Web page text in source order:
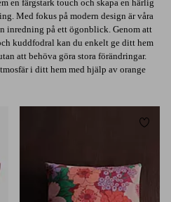
en färgstark touch och skapa en härlig
Med fokus på modern design är våra
inredning på ett ögonblick. Genom att
kuddfodral kan du enkelt ge ditt hem
att behöva göra stora förändringar.
i ditt hem med hjälp av orange
till i favoriter Lägg